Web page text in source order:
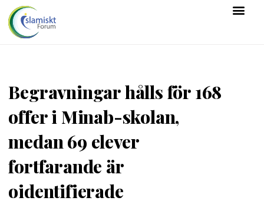
Begravningar hålls för 168
offer i Minab-skolan,
medan 69 elever
fortfarande är
oidentifierade